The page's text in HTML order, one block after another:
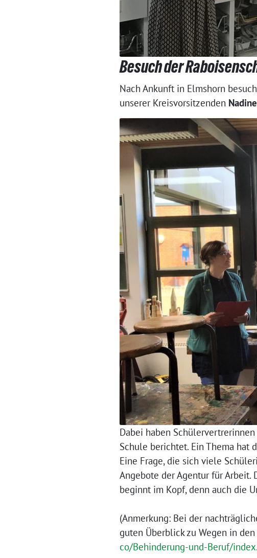
Besuch der
Nach Ankunft in Elmshorn
unserer Kreisvorsitzenden
Dabei haben
Schule berichtet. Ein Thema hat
Eine Frage, die sich viele
Angebote der Agentur für Arbeit.
beginnt im Kopf, denn auch die
(Anmerkung: Bei der
guten Überblick zu Wegen in
co/Behinderung-und-Beruf/